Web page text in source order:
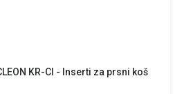
KR-CI - Inserti za prsni koš